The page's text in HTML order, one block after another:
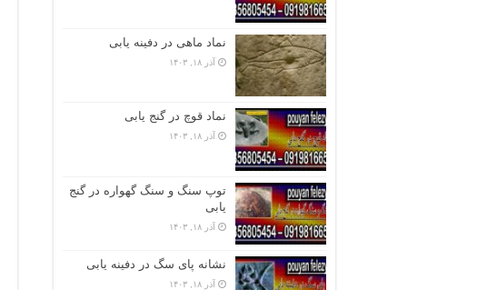
نماد ماهی در دفینه یابی
آذر ۱۸, ۱۴۰۳
نماد قوچ در گنج یابی
آذر ۱۸, ۱۴۰۳
توپ سنگ و سنگ گهواره در گنج
یابی
آذر ۱۸, ۱۴۰۳
نشانه پای سگ در دفینه یابی
آذر ۱۸, ۱۴۰۳